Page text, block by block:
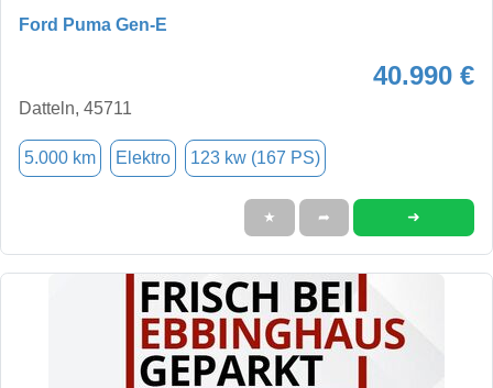
Ford Puma Gen-E
40.990 €
Datteln, 45711
5.000 km Elektro 123 kw (167 PS)
★ ➦ ➜